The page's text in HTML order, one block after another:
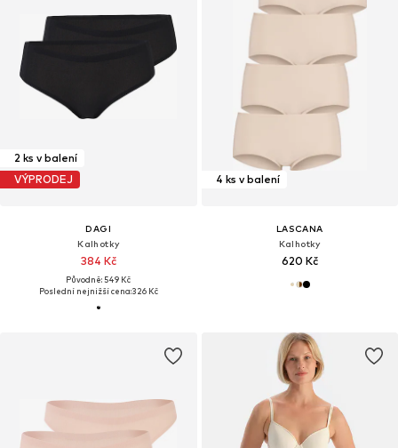
2 ks v balení
VÝPRODEJ
DAGI
Kalhotky
384 Kč
Původně: 549 Kč
Poslední nejnižší cena:326 Kč
4 ks v balení
LASCANA
Kalhotky
620 Kč